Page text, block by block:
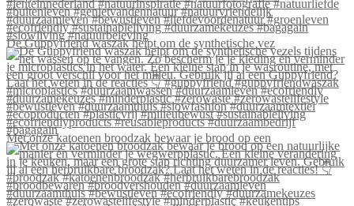
De Guppyfriend waszak helpt om de synthetische vez
Met onze katoenen broodzak bewaar je brood op een